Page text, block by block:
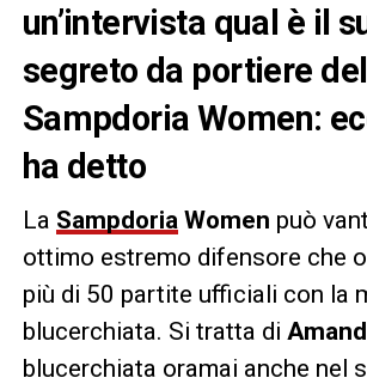
un’intervista qual è il
segreto da portiere
Sampdoria Women:
ha detto
La SampdoriaWomen può
ottimo estremo difensore che
più di 50 partite ufficiali con la
blucerchiata. Si tratta di
blucerchiata oramai anche nel